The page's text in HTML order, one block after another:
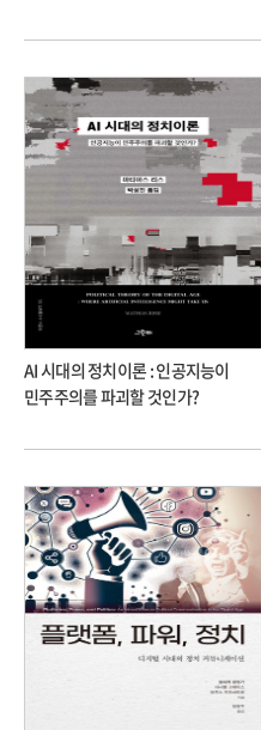
AI 시대의 정치이론 : 인공지능이
민주주의를 파괴할 것인가?